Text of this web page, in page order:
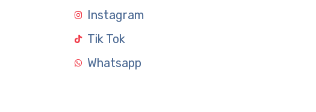
Instagram
Tik Tok
Whatsapp